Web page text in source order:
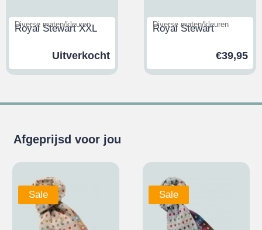
Royal Stewart XXL
Diverse maten/kleuren
Uitverkocht
Royal Stewart
Diverse maten/kleuren
€39,95
Afgeprijsd voor jou
Sale Sale